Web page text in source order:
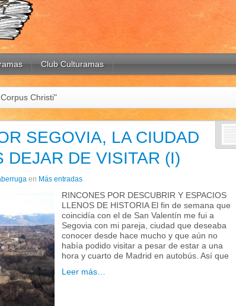
Club Culturamas
Christi"
SEGOVIA, LA CIUDAD
DEJAR DE VISITAR (I)
en Más entradas
RINCONES POR DESCUBRIR Y ESPACIOS
LLENOS DE HISTORIA El fin de semana que
coincidía con el de San Valentín me fui a
Segovia con mi pareja, ciudad que deseaba
conocer desde hace mucho y que aún no
había podido visitar a pesar de estar a una
hora y cuarto de Madrid en autobús. Así que
Leer más…